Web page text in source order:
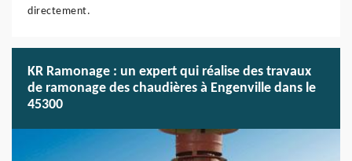
directement.
KR Ramonage : un expert qui réalise des travaux
de ramonage des chaudières à Engenville dans le
45300